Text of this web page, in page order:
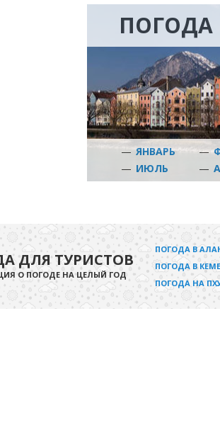
ПОГОДА
— ЯНВАРЬ —
— ИЮЛЬ —
ДЛЯ ТУРИСТОВ
О ПОГОДЕ НА ЦЕЛЫЙ ГОД
ПОГОДА В
ПОГОДА В
ПОГОДА НА